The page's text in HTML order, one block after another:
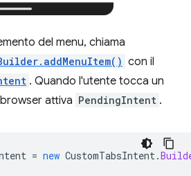
del menu, chiama
con il
. Quando l'utente tocca un
attiva PendingIntent .
= new CustomTabsIntent.